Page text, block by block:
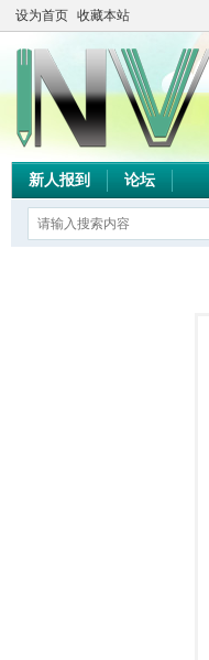
设为首页 收藏本站
新人报到 论坛